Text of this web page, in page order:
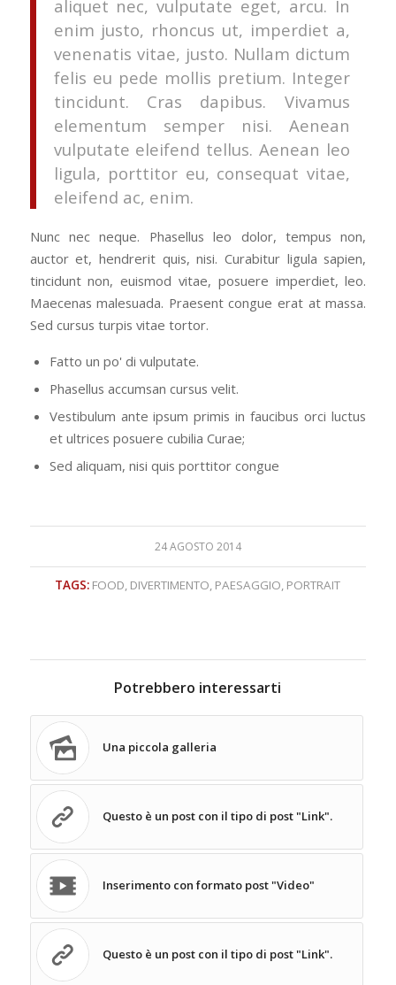
aliquet nec, vulputate eget, arcu. In
enim justo, rhoncus ut, imperdiet a,
venenatis vitae, justo. Nullam dictum
felis eu pede mollis pretium. Integer
tincidunt. Cras dapibus. Vivamus
elementum semper nisi. Aenean
vulputate eleifend tellus. Aenean leo
ligula, porttitor eu, consequat vitae,
eleifend ac, enim.
Nunc nec neque. Phasellus leo dolor, tempus non,
auctor et, hendrerit quis, nisi. Curabitur ligula sapien,
tincidunt non, euismod vitae, posuere imperdiet, leo.
Maecenas malesuada. Praesent congue erat at massa.
Sed cursus turpis vitae tortor.
Fatto un po' di vulputate.
Phasellus accumsan cursus velit.
Vestibulum ante ipsum primis in faucibus orci luctus
et ultrices posuere cubilia Curae;
Sed aliquam, nisi quis porttitor congue
24 AGOSTO 2014
TAGS: FOOD DIVERTIMENTO PAESAGGIO PORTRAIT
Potrebbero interessarti
Una piccola galleria
Questo è un post con il tipo di post "Link".
Inserimento con formato post "Video"
Questo è un post con il tipo di post "Link".